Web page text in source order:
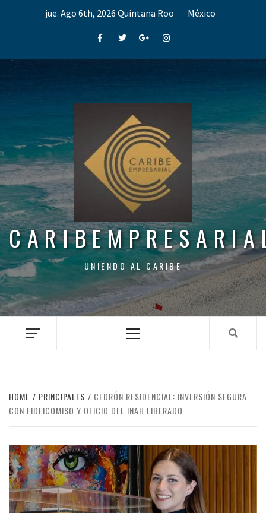
jue. Ago 6th, 2026 Quintana Roo México
FacebookTwitterGoogle+Instagram
UNIENDO AL CARIBE
Menu
HOME PRINCIPALES
CEDRÓN RESIDENCIAL: INVERSIÓN SEGURA
CON FIDEICOMISO Y OFICIO DEL INAH LIBERADO